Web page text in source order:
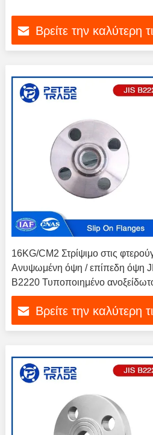
Βρείτε την καλύτερη
16KG/CM2 Στρίψιμο στις
Ανυψωμένη όψη / επίπεδη όψη
B2220 Τυποποιημένο
χάλυβα 304 φτερούγες για τη
βιομηχανία
Βρείτε την καλύτερη